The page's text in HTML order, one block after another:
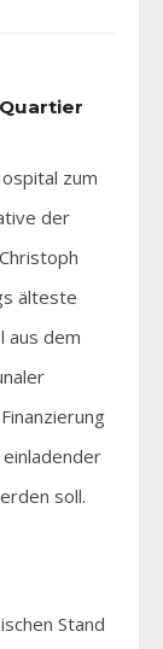
zum
der
älteste
aus dem
soll.
Stand